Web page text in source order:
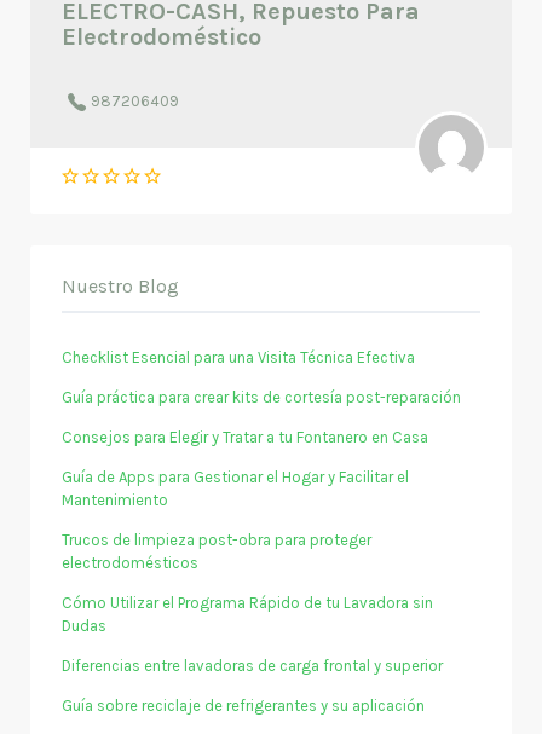
ELECTRO-CASH, Repuesto Para
Electrodoméstico
987206409
Nuestro Blog
Checklist Esencial para una Visita Técnica Efectiva
Guía práctica para crear kits de cortesía post-reparación
Consejos para Elegir y Tratar a tu Fontanero en Casa
Guía de Apps para Gestionar el Hogar y Facilitar el
Mantenimiento
Trucos de limpieza post-obra para proteger
electrodomésticos
Cómo Utilizar el Programa Rápido de tu Lavadora sin
Dudas
Diferencias entre lavadoras de carga frontal y superior
Guía sobre reciclaje de refrigerantes y su aplicación